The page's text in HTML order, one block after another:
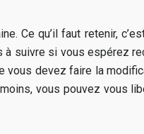
qu’il faut retenir,
suivre si vous espérez
devez faire la
vous pouvez vous